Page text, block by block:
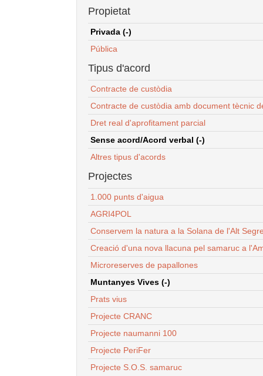
Propietat
Privada (-)
Pública
Tipus d'acord
Contracte de custòdia
Contracte de custòdia amb document tècnic
Dret real d'aprofitament parcial
Sense acord/Acord verbal (-)
Altres tipus d'acords
Projectes
1.000 punts d'aigua
AGRI4POL
Conservem la natura a la Solana de l'Alt
Creació d'una nova llacuna pel samaruc a
Microreserves de papallones
Muntanyes Vives (-)
Prats vius
Projecte CRANC
Projecte naumanni 100
Projecte PeriFer
Projecte S.O.S. samaruc